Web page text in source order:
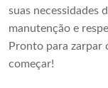
suas necessidades
manutenção e
Pronto para zarpar
começar!